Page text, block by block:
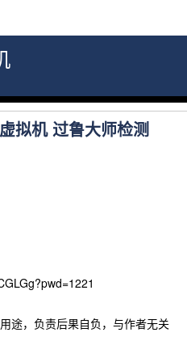
拟机 过鲁大师检测
途，负责后果自负，与作者无关